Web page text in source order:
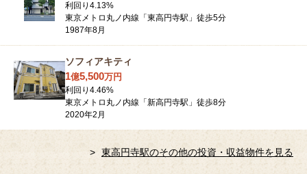
利回り 4.13%
東京メトロ丸ノ内線「東高円寺駅」徒歩5分
1987年8月
ソフィアキティ
1億5,500万円
利回り 4.46%
東京メトロ丸ノ内線「新高円寺駅」徒歩8分
2020年2月
東高円寺駅のその他の投資・収益物件を見る